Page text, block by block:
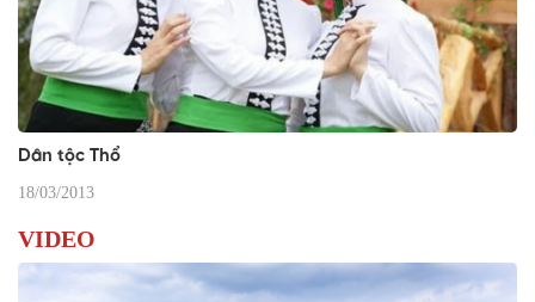
Dân tộc Thổ
18/03/2013
VIDEO